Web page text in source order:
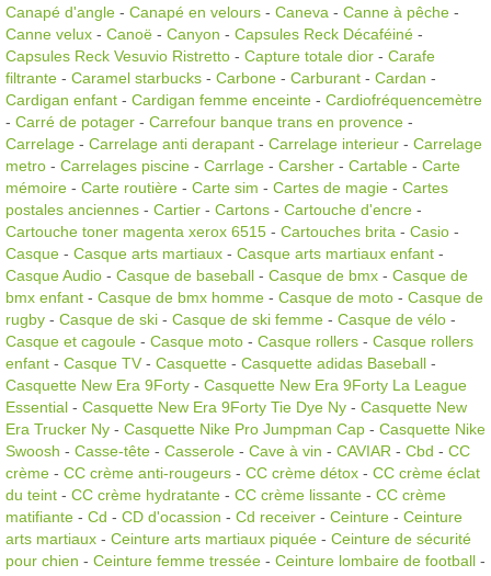
Canapé d'angle - Canapé en velours - Caneva - Canne à pêche -
Canne velux - Canoë - Canyon - Capsules Reck Décaféiné -
Capsules Reck Vesuvio Ristretto - Capture totale dior - Carafe
filtrante - Caramel starbucks - Carbone - Carburant - Cardan -
Cardigan enfant - Cardigan femme enceinte - Cardiofréquencemètre
- Carré de potager - Carrefour banque trans en provence -
Carrelage - Carrelage anti derapant - Carrelage interieur - Carrelage
metro - Carrelages piscine - Carrlage - Carsher - Cartable - Carte
mémoire - Carte routière - Carte sim - Cartes de magie - Cartes
postales anciennes - Cartier - Cartons - Cartouche d'encre -
Cartouche toner magenta xerox 6515 - Cartouches brita - Casio -
Casque - Casque arts martiaux - Casque arts martiaux enfant -
Casque Audio - Casque de baseball - Casque de bmx - Casque de
bmx enfant - Casque de bmx homme - Casque de moto - Casque de
rugby - Casque de ski - Casque de ski femme - Casque de vélo -
Casque et cagoule - Casque moto - Casque rollers - Casque rollers
enfant - Casque TV - Casquette - Casquette adidas Baseball -
Casquette New Era 9Forty - Casquette New Era 9Forty La League
Essential - Casquette New Era 9Forty Tie Dye Ny - Casquette New
Era Trucker Ny - Casquette Nike Pro Jumpman Cap - Casquette Nike
Swoosh - Casse-tête - Casserole - Cave à vin - CAVIAR - Cbd - CC
crème - CC crème anti-rougeurs - CC crème détox - CC crème éclat
du teint - CC crème hydratante - CC crème lissante - CC crème
matifiante - Cd - CD d'ocassion - Cd receiver - Ceinture - Ceinture
arts martiaux - Ceinture arts martiaux piquée - Ceinture de sécurité
pour chien - Ceinture femme tressée - Ceinture lombaire de football -